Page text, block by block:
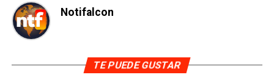
Notifalcon
TE PUEDE GUSTAR